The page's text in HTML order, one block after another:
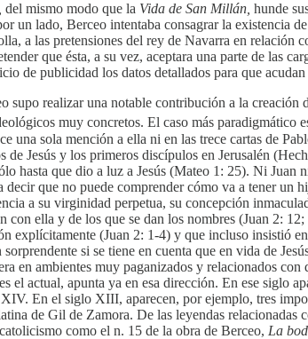
del mismo modo que la Vida de San Millán, hunde
un lado, Berceo intentaba consagrar la existencia
a las pretensiones del rey de Navarra en
que ésta, a su vez, aceptara una parte de las
de publicidad los datos detallados para que
supo realizar una notable contribución a la
muy concretos. El caso más paradigmático
una sola mención a ella ni en las trece cartas de
de Jesús y los primeros discípulos en Jerusalén
hasta que dio a luz a Jesús (Mateo 1: 25). Ni
que no puede comprender cómo va a tener un
a su virginidad perpetua, su concepción
con ella y de los que se dan los nombres (Juan 2:
explícitamente (Juan 2: 1-4) y que incluso insistió
si se tiene en cuenta que en vida de
en ambientes muy paganizados y relacionados
el actual, apunta ya en esa dirección. En ese siglo
En el siglo XIII, aparecen, por ejemplo, tres
de Gil de Zamora. De las leyendas relacionadas
como el n. 15 de la obra de Berceo, La